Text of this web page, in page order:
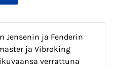
Jensenin ja Fenderin
ja Vibroking
verrattuna